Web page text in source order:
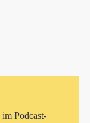
Podcast-